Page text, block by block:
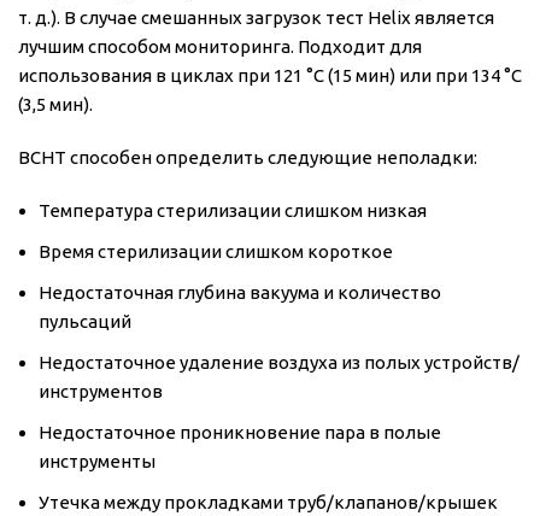
т. д.). В случае смешанных загрузок тест Helix является
лучшим способом мониторинга. Подходит для
использования в циклах при 121 °C (15 мин) или при 134 °C
(3,5 мин).
BCHT способен определить следующие неполадки:
Температура стерилизации слишком низкая
Время стерилизации слишком короткое
Недостаточная глубина вакуума и количество
пульсаций
Недостаточное удаление воздуха из полых устройств/
инструментов
Недостаточное проникновение пара в полые
инструменты
Утечка между прокладками труб/клапанов/крышек